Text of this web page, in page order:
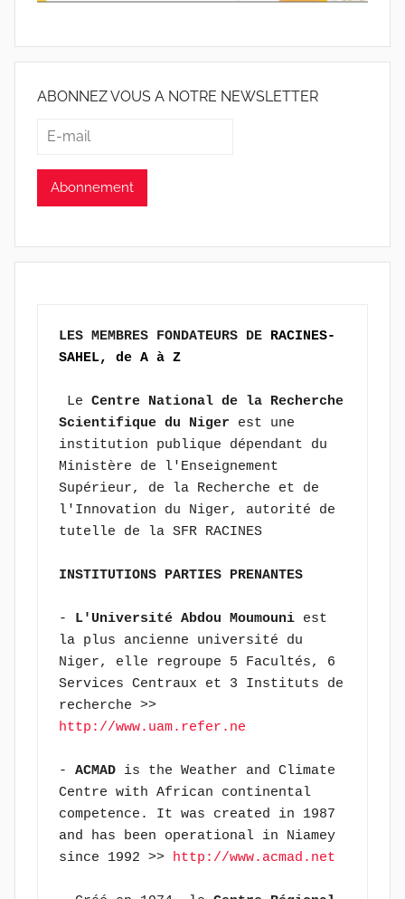
ABONNEZ VOUS A NOTRE NEWSLETTER
LES MEMBRES FONDATEURS DE RACINES-
SAHEL, de A à Z
Le Centre National de la Recherche
Scientifique du Niger est une
institution publique dépendant du
Ministère de l'Enseignement
Supérieur, de la Recherche et de
l'Innovation du Niger, autorité de
tutelle de la SFR RACINES
INSTITUTIONS PARTIES PRENANTES
- L'Université Abdou Moumouni est
la plus ancienne université du
Niger, elle regroupe 5 Facultés, 6
Services Centraux et 3 Instituts de
recherche >>
http://www.uam.refer.ne
- ACMAD is the Weather and Climate
Centre with African continental
competence. It was created in 1987
and has been operational in Niamey
since 1992 >> http://www.acmad.net